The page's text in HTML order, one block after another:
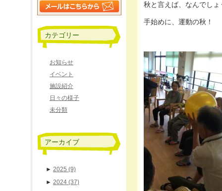
秋と言えば、なんでし
手始めに、運動の秋！
カテゴリー
お知らせ
イベント
施設紹介
日々の様子
未分類
アーカイブ
► 2025 (9)
► 2024 (37)